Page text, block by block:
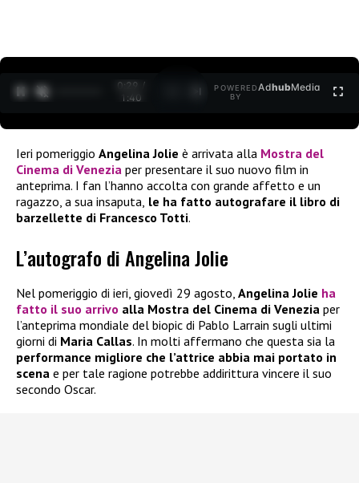
0:30 /
1:40
POWERED
BY
AdhubMedia
Ieri pomeriggio Angelina Jolie è arrivata alla Mostra del
Cinema di Venezia per presentare il suo nuovo film in
anteprima. I fan l’hanno accolta con grande affetto e un
ragazzo, a sua insaputa, le ha fatto autografare il libro di
barzellette di Francesco Totti.
L’autografo di Angelina Jolie
Nel pomeriggio di ieri, giovedì 29 agosto, Angelina Jolie ha
fatto il suo arrivo alla Mostra del Cinema di Venezia per
l’anteprima mondiale del biopic di Pablo Larrain sugli ultimi
giorni di Maria Callas. In molti affermano che questa sia la
performance migliore che l’attrice abbia mai portato in
scena e per tale ragione potrebbe addirittura vincere il suo
secondo Oscar.